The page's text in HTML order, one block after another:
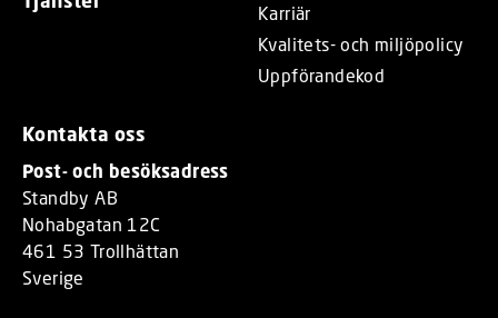
Karriär
Kvalitets- och miljöpolicy
Uppförandekod
Kontakta oss
Post- och besöksadress
Standby AB
Nohabgatan 12C
461 53 Trollhättan
Sverige